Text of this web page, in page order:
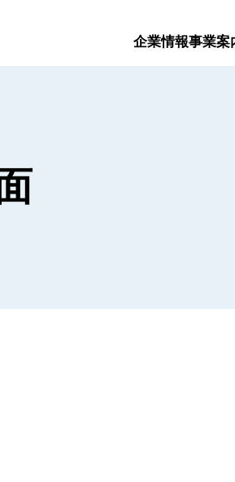
企業情報事業案